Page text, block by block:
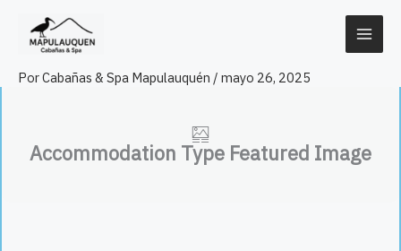
contenido
PorCabañas & Spa Mapulauquén / mayo 26, 2025
Accommodation Type Featured Image